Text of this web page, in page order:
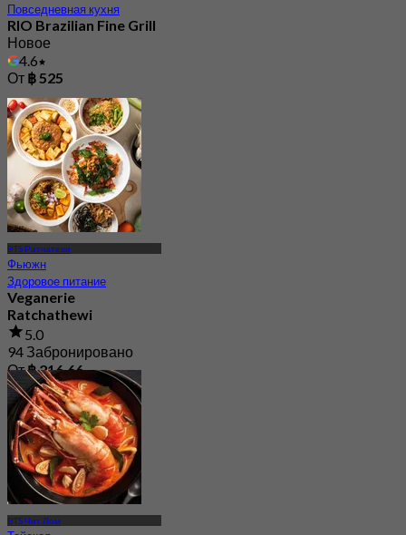
Повседневная кухня
RIO Brazilian Fine Grill
Новое
4.6
От ฿ 525
BTS Ратчатеви
Фьюжн
Здоровое питание
Veganerie
Ratchathewi
5.0
94 Забронировано
От฿ 216.66
BTS Чит Лом